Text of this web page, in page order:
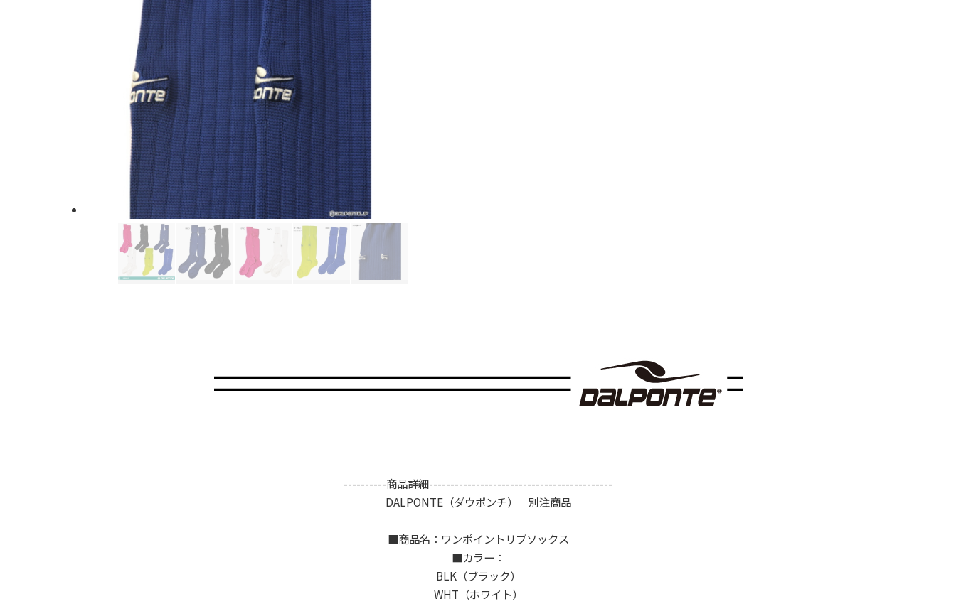
----------商品詳細-------------------------------------------
DALPONTE（ダウポンチ） 別注商品
■商品名：ワンポイントリブソックス
■カラー：
BLK（ブラック）
WHT（ホワイト）